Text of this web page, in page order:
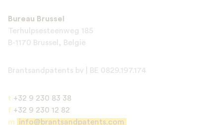
Bureau Brussel
Terhulpsesteenweg 185
B-1170 Brussel, België
Brantsandpatents bv | BE 0829.197.174
t +32 9 230 83 38
f +32 9 230 12 82
m
info@brantsandpatents.com